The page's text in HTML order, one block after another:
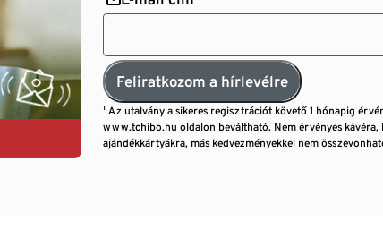
Feliratkozom a hírlevélre
¹ Az utalvány a sikeres regisztrációt követő 1 hónapig
www.tchibo.hu oldalon beváltható. Nem érvényes kávéra,
ajándékkártyákra, más kedvezményekkel nem